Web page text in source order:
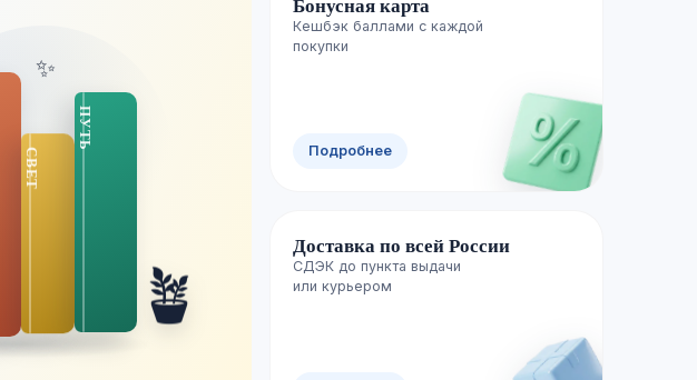
🪴
✨
🌿 Свежие поступления
Новинки уже
полках
Каждую неделю пополняем каталог
изданиями — успейте первыми.
Хиты продаж
Бонусная карта
Кешбэк баллами с каждой
покупки
Подробнее
Доставка по всей России
СДЭК до пункта выдачи
или курьером